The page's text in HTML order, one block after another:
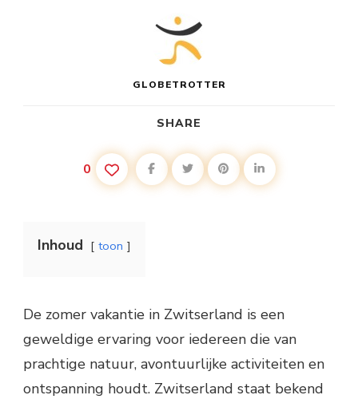
GLOBETROTTER
SHARE
0
Inhoud toon
De zomer vakantie in Zwitserland is een
geweldige ervaring voor iedereen die van
prachtige natuur, avontuurlijke activiteiten en
ontspanning houdt. Zwitserland staat bekend